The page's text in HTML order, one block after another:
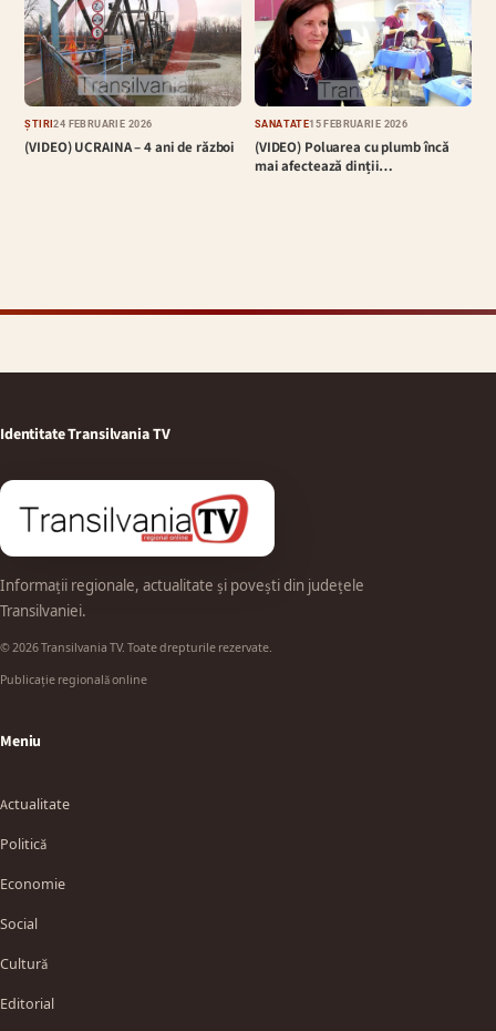
ȘTIRI24 FEBRUARIE 2026
(VIDEO) UCRAINA – 4 ani de război
SĂNĂTATE15 FEBRUARIE 2026
(VIDEO) Poluarea cu plumb încă
mai afectează dinții…
Identitate Transilvania TV
Informații regionale, actualitate și povești din județele
Transilvaniei.
© 2026 Transilvania TV. Toate drepturile rezervate.
Publicație regională online
Meniu
Actualitate
Politică
Economie
Social
Cultură
Editorial